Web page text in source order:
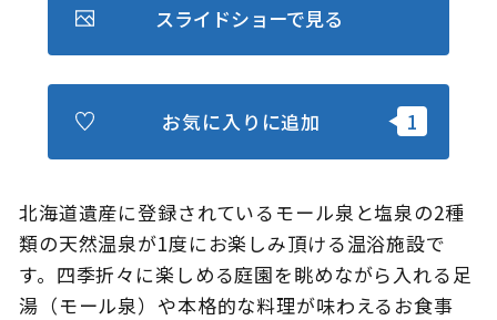
さっぽろ圏e旅ギフト
北海道遺産に登録されているモール泉と塩泉の2種
類の天然温泉が1度にお楽しみ頂ける温浴施設で
す。四季折々に楽しめる庭園を眺めながら入れる足
湯（モール泉）や本格的な料理が味わえるお食事
スライドショーで見る
お気に入りに追加